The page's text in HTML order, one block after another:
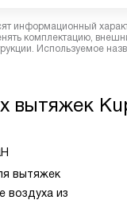
информационный
комплектацию,
Используемое
вытяжек
вытяжек
воздуха из